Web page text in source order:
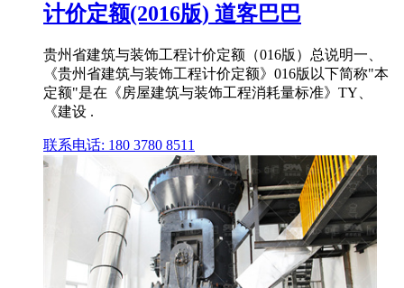
计价定额(2016版) 道客巴巴
贵州省建筑与装饰⼯程计价定额（016版）总说明⼀、
《贵州省建筑与装饰⼯程计价定额》016版以下简称"本
定额"是在《房屋建筑与装饰⼯程消耗量标准》TY、
《建设 .
联系电话: 180 3780 8511